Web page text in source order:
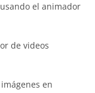
el animador
de videos
en